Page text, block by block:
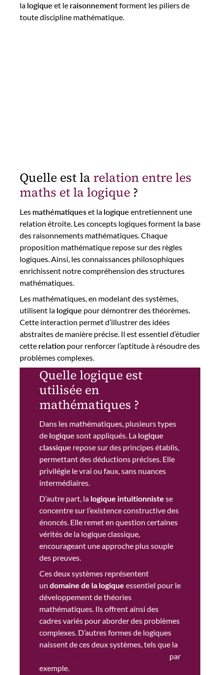
la logique et le raisonnementforment les piliers de
toute discipline mathématique.
Quelle est la relation entre les
maths et la logique ?
Les mathématiqueset la logique entretiennent une
relation étroite. Les concepts logiques forment la base
des raisonnements mathématiques. Chaque
proposition mathématique repose sur des règles
logiques. Ainsi, les connaissances philosophiques
enrichissent notre compréhension des structures
mathématiques.
Les mathématiques, en modelant des systèmes,
utilisent la logique pour démontrer des théorèmes.
Cette interaction permet d’illustrer des idées
abstraites de manière précise. Il est essentiel d’étudier
cette relation pour renforcer l’aptitude à résoudre des
problèmes complexes.
Quelle logique est
utilisée en
mathématiques ?
Dans les mathématiques, plusieurs types
de logique sont appliqués. La logique
classique repose sur des principes établis,
permettant des déductions précises. Elle
privilégie le vrai ou faux, sans nuances
intermédiaires.
D’autre part, la logique intuitionniste se
concentre sur l’existence constructive des
énoncés. Elle remet en question certaines
vérités de la logique classique,
encourageant une approche plus souple
des preuves.
Ces deux systèmes représentent
un domaine de la logique essentiel pour le
développement de théories
mathématiques. Ils offrent ainsi des
cadres variés pour aborder des problèmes
complexes. D’autres formes de logiques
naissent de ces deux systèmes, tels que la
par
exemple.